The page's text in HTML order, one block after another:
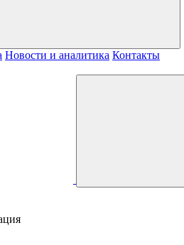
Новости и аналитика Контакты